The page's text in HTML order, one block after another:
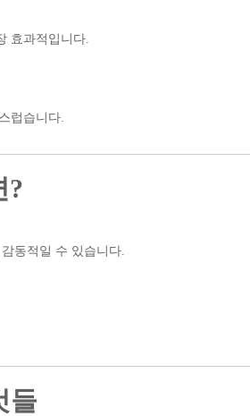
효과적입니다.
럽습니다.
?
동적일 수 있습니다.
들